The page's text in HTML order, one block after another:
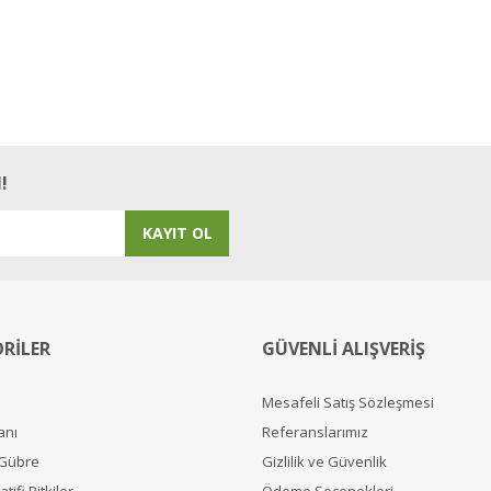
KAYIT OL
GÜVENLİ ALIŞVERİŞ
Mesafeli Satış Sözleşmesi
Referanslarımız
Gizlilik ve Güvenlik